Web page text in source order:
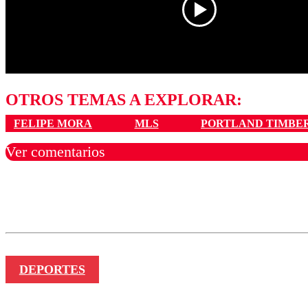
OTROS TEMAS A EXPLORAR:
FELIPE MORA MLS PORTLAND
Ver comentarios
DEPORTES